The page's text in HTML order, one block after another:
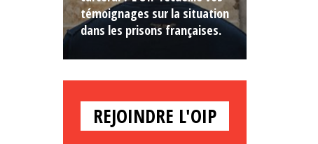
témoignages sur la situation
dans les prisons françaises.
REJOINDRE L'OIP